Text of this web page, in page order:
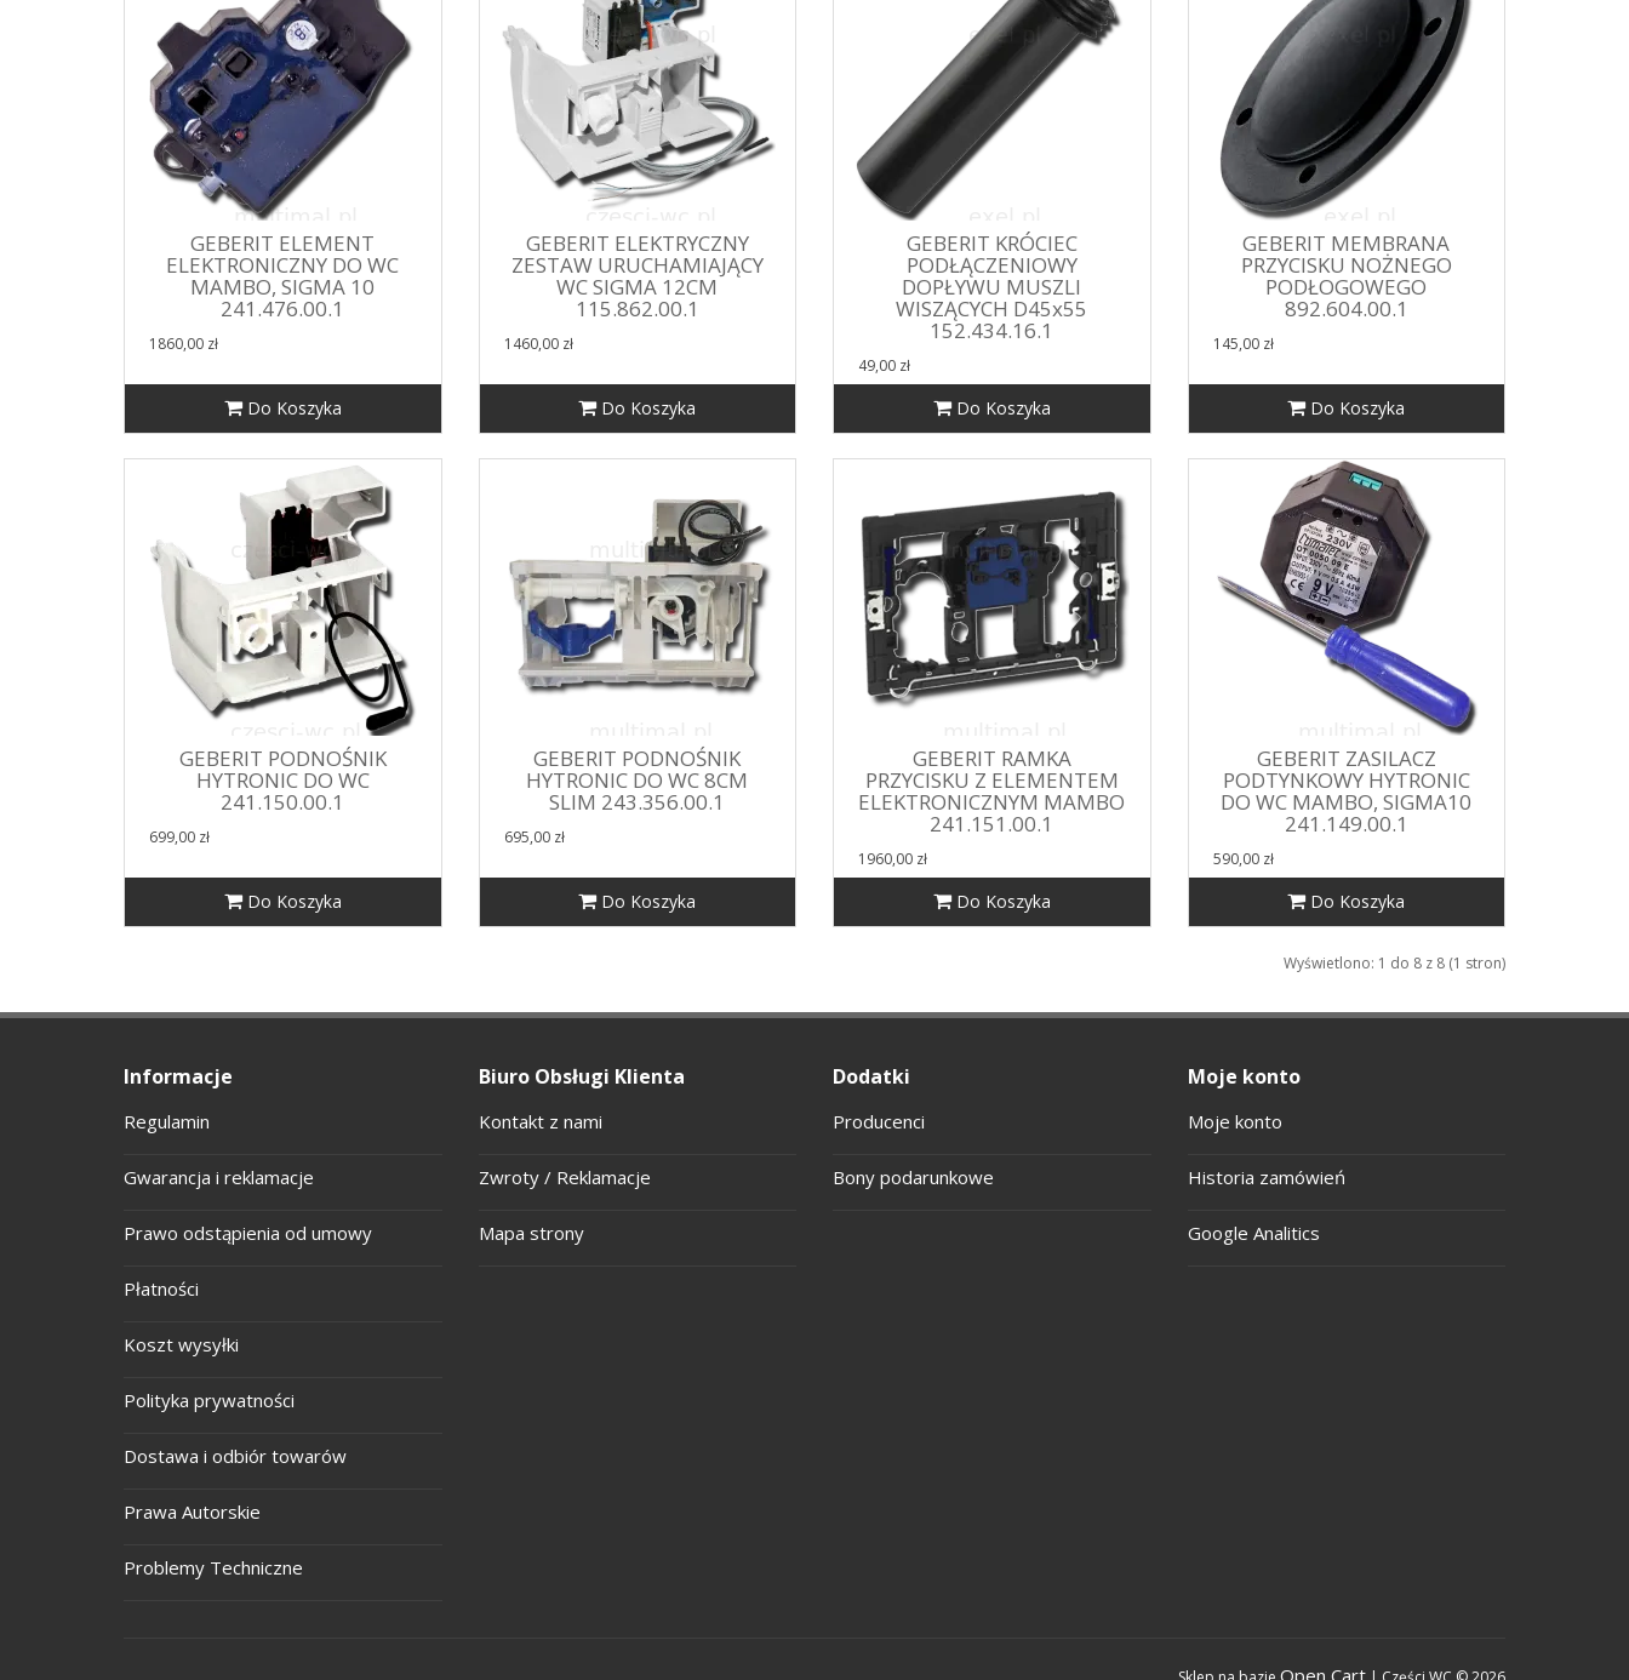
GEBERIT ELEMENT
ELEKTRONICZNY DO WC
MAMBO, SIGMA 10
241.476.00.1
1860,00 zł
Do Koszyka
GEBERIT ELEKTRYCZNY
ZESTAW URUCHAMIAJĄCY
WC SIGMA 12CM
115.862.00.1
1460,00 zł
Do Koszyka
GEBERIT KRÓCIEC
PODŁĄCZENIOWY
DOPŁYWU MUSZLI
WISZĄCYCH D45x55
152.434.16.1
49,00 zł
Do Koszyka
GEBERIT MEMBRANA
PRZYCISKU NOŻNEGO
PODŁOGOWEGO
892.604.00.1
145,00 zł
Do Koszyka
GEBERIT PODNOŚNIK
HYTRONIC DO WC
241.150.00.1
699,00 zł
Do Koszyka
GEBERIT PODNOŚNIK
HYTRONIC DO WC 8CM
SLIM 243.356.00.1
695,00 zł
Do Koszyka
GEBERIT RAMKA
PRZYCISKU Z ELEMENTEM
ELEKTRONICZNYM MAMBO
241.151.00.1
1960,00 zł
Do Koszyka
GEBERIT ZASILACZ
PODTYNKOWY HYTRONIC
DO WC MAMBO, SIGMA10
241.149.00.1
590,00 zł
Do Koszyka
Wyświetlono: 1 do 8 z 8 (1 stron)
Informacje
Regulamin
Gwarancja i reklamacje
Prawo odstąpienia od umowy
Płatności
Koszt wysyłki
Polityka prywatności
Dostawa i odbiór towarów
Prawa Autorskie
Problemy Techniczne
Biuro Obsługi Klienta
Kontakt z nami
Zwroty / Reklamacje
Mapa strony
Dodatki
Producenci
Bony podarunkowe
Moje konto
Moje konto
Historia zamówień
Google Analitics
Open Cart